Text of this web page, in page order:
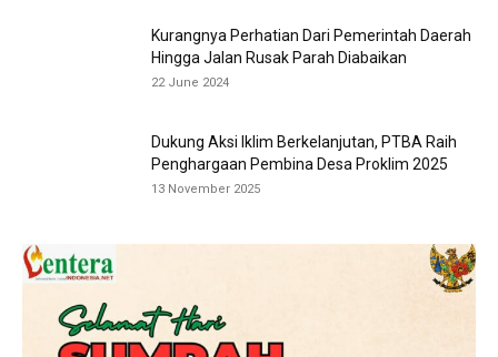
Kurangnya Perhatian Dari Pemerintah Daerah
Hingga Jalan Rusak Parah Diabaikan
22 June 2024
Dukung Aksi Iklim Berkelanjutan, PTBA Raih
Penghargaan Pembina Desa Proklim 2025
13 November 2025